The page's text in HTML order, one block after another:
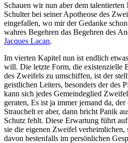
Schauen wir nun aber dem
Schulter bei seiner Apotheose des
eingefallen, wo mir der Gedanke
wahres Begehren das Begehren des
Jacques Lacan.
Im vierten Kapitel nun ist endlich
will. Die letzte Form, die existenzielle
des Zweifels zu umschiffen, ist der
geistlichen Leiters, besonders der des
kann sich jedes Gemeindeglied
geraten, Es ist ja immer jemand da,
Strauchelt er aber, dann bricht Panik
Schutz fehlt. Diese Erwartung führt
sie die eigenen Zweifel
davon bestenfalls im persönlichen